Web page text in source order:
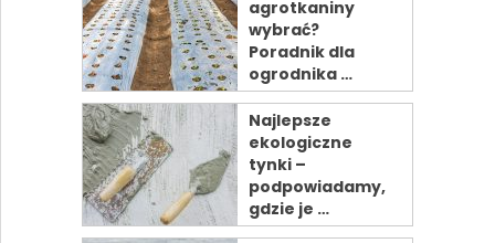
agrotkaniny
wybrać?
Poradnik dla
ogrodnika …
Najlepsze
ekologiczne
tynki –
podpowiadamy,
gdzie je …